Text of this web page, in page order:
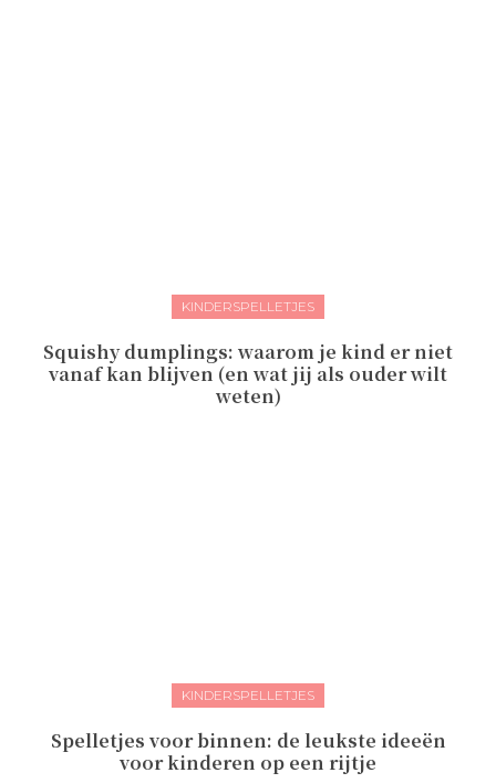
KINDERSPELLETJES
Squishy dumplings: waarom je kind er niet
vanaf kan blijven (en wat jij als ouder wilt
weten)
KINDERSPELLETJES
Spelletjes voor binnen: de leukste ideeën
voor kinderen op een rijtje